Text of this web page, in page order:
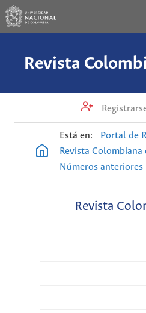
Está en: Portal de
Revista
Números anteriores
Revista